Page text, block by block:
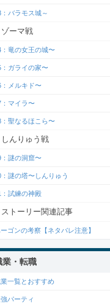
：バラモス城～
ゾーマ戦
：竜の女王の城〜
：ガライの家〜
：メルキド〜
：マイラ〜
：聖なるほこら〜
しんりゅう戦
：謎の洞窟〜
：謎の塔〜しんりゅう
：試練の神殿
ストーリー関連記事
ゴンの考察【ネタバレ注意】
業・転職
一覧とおすすめ
パーティ